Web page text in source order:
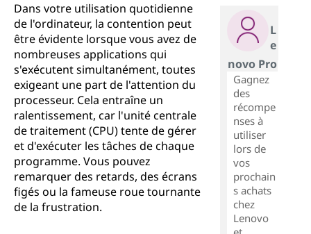
Dans votre utilisation quotidienne
de l'ordinateur, la contention peut
être évidente lorsque vous avez de
nombreuses applications qui
s'exécutent simultanément, toutes
exigeant une part de l'attention du
processeur. Cela entraîne un
ralentissement, car l'unité centrale
de traitement (CPU) tente de gérer
et d'exécuter les tâches de chaque
programme. Vous pouvez
remarquer des retards, des écrans
figés ou la fameuse roue tournante
de la frustration.
L
e
novo Pro
Gagnez
des
récompe
nses à
utiliser
lors de
vos
prochain
s achats
chez
Lenovo